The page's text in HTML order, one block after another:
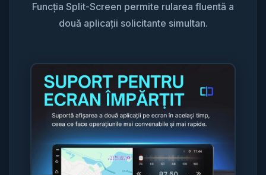
Funcția Split-Screen permite rularea fluentă a
două aplicații solicitante simultan.